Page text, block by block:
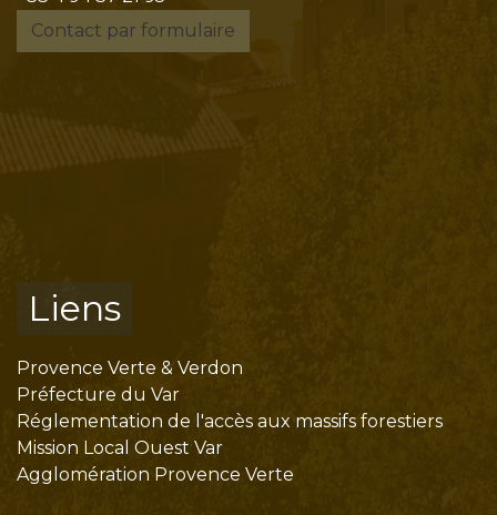
Contact par formulaire
Liens
Provence Verte & Verdon
Préfecture du Var
Réglementation de l'accès aux massifs forestiers
Mission Local Ouest Var
Agglomération Provence Verte